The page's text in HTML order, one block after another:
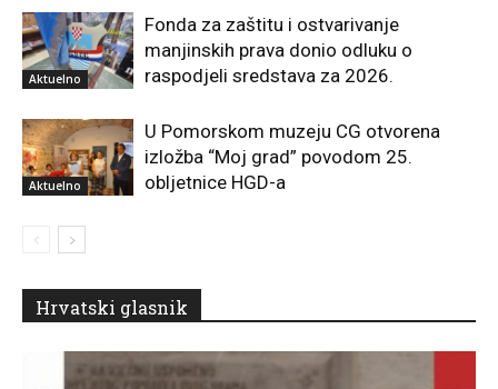
Aktuelno
Fonda za zaštitu i ostvarivanje
manjinskih prava donio odluku o
raspodjeli sredstava za 2026.
Aktuelno
U Pomorskom muzeju CG otvorena
izložba “Moj grad” povodom 25.
obljetnice HGD-a
Hrvatski glasnik